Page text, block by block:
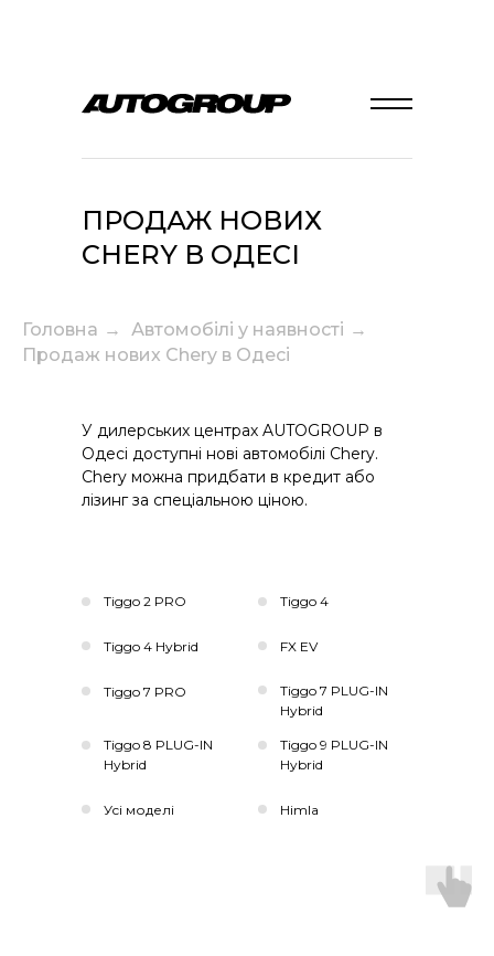
ПРОДАЖ НОВИХ
CHERY В ОДЕСІ
Головна → Автомобілі у наявності →
Продаж нових Chery в Одесі
У дилерських центрах AUTOGROUP в
Одесі доступні нові автомобілі Chery.
Chery можна придбати в кредит або
лізинг за спеціальною ціною.
Tiggo 2 PRO
Усі моделі
FX EV
Tiggo 4
Tiggo 7 PLUG-IN
Hybrid
Tiggo 8 PLUG-IN
Hybrid
Himla
Tiggo 7 PRO
Tiggo 9 PLUG-IN
Hybrid
Tiggo 4 Hybrid